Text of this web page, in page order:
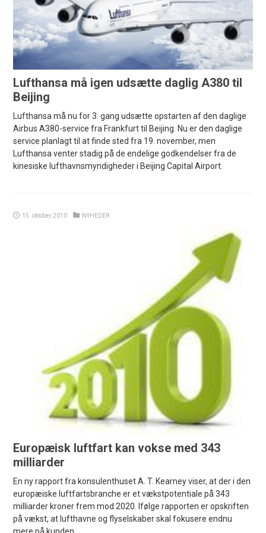
Lufthansa må igen udsætte daglig A380 til
Beijing
Lufthansa må nu for 3. gang udsætte opstarten af den daglige
Airbus A380-service fra Frankfurt til Beijing. Nu er den daglige
service planlagt til at finde sted fra 19. november, men
Lufthansa venter stadig på de endelige godkendelser fra de
kinesiske lufthavnsmyndigheder i Beijing Capital Airport.
15. oktober 2010 NYHEDER
Europæisk luftfart kan vokse med 343
milliarder
En ny rapport fra konsulenthuset A. T. Kearney viser, at der i den
europæiske luftfartsbranche er et vækstpotentiale på 343
milliarder kroner frem mod 2020. Ifølge rapporten er opskriften
på vækst, at lufthavne og flyselskaber skal fokusere endnu
mere på kunden.